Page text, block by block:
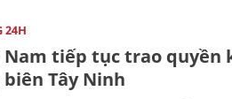
24H
Nam tiếp tục trao quyền
Tây Ninh